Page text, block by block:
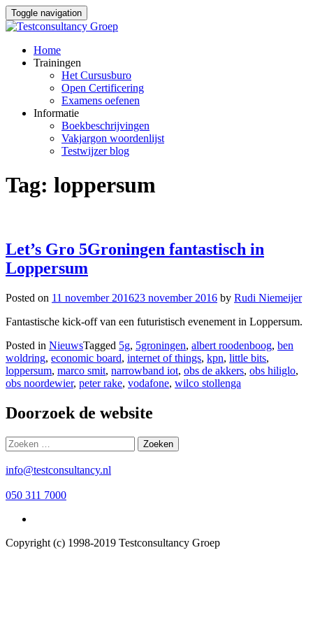
Toggle navigation
Skip
Home
Trainingen
Het Cursusburo
Open Certificering
Examens oefenen
Informatie
Boekbeschrijvingen
Vakjargon woordenlijst
Testwijzer blog
Tag: loppersum
Let’s Gro 5Groningen fantastisch in
Loppersum
Posted on 11 november 201623 november 2016 by Rudi Niemeijer
Fantastische kick-off van een futuristisch evenement in Loppersum.
Posted in NieuwsTagged 5g, 5groningen, albert roodenboog, ben
woldring, economic board, internet of things, kpn, little bits,
loppersum, marco smit, narrowband iot, obs de akkers, obs hiliglo,
obs noordewier, peter rake, vodafone, wilco stollenga
Doorzoek de website
Zoeken
naar:
info@testconsultancy.nl
050 311 7000
Copyright (c) 1998-2019 Testconsultancy Groep